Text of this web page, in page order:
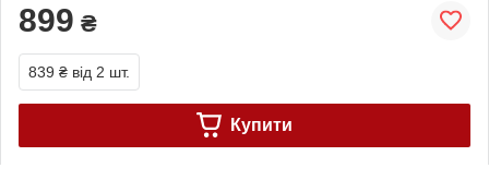
899 ₴
839 ₴ від 2 шт.
Купити